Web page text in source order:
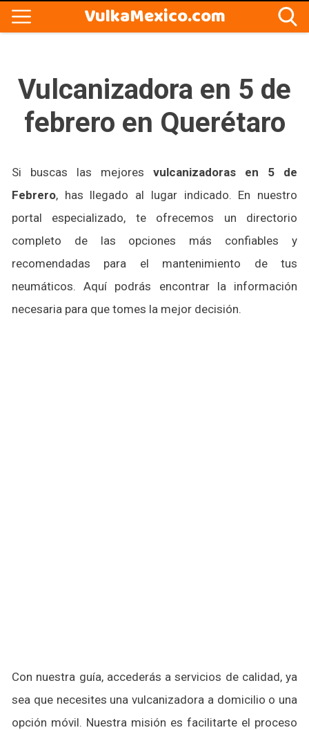
VulkaMexico.com
Vulcanizadora en 5 de
febrero en Querétaro
Si buscas las mejores vulcanizadoras en 5 de
Febrero, has llegado al lugar indicado. En nuestro
portal especializado, te ofrecemos un directorio
completo de las opciones más confiables y
recomendadas para el mantenimiento de tus
neumáticos. Aquí podrás encontrar la información
necesaria para que tomes la mejor decisión.
Con nuestra guía, accederás a servicios de calidad, ya
sea que necesites una vulcanizadora a domicilio o una
opción móvil. Nuestra misión es facilitarte el proceso